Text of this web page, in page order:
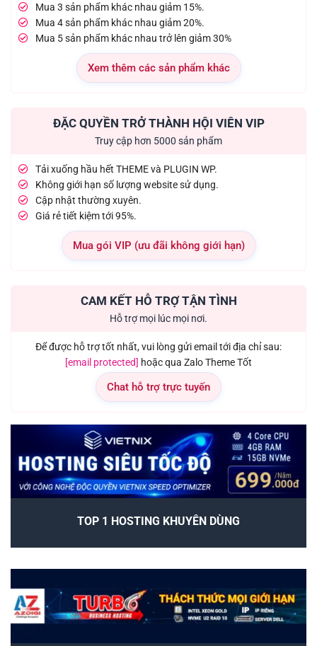
Mua 3 sản phẩm khác nhau giảm 15%.
Mua 4 sản phẩm khác nhau giảm 20%.
Mua 5 sản phẩm khác nhau trở lên giảm 30%
Xem thêm các sản phẩm khác
ĐẶC QUYỀN TRỞ THÀNH HỘI VIÊN VIP
Truy cập hơn 5000 sản phẩm
Tải xuống hầu hết THEME và PLUGIN WP.
Không giới hạn số lượng website sử dụng.
Cập nhật thường xuyên.
Giá rẻ tiết kiệm tới 95%.
Mua gói VIP (ưu đãi không giới hạn)
CAM KẾT HỖ TRỢ TẬN TÌNH
Hỗ trợ mọi lúc mọi nơi.
Để được hỗ trợ tốt nhất, vui lòng gửi email tới địa chỉ sau:
[email protected] hoặc qua Zalo Theme Tốt
Chat hỗ trợ trực tuyến
TOP 1 HOSTING KHUYÊN DÙNG